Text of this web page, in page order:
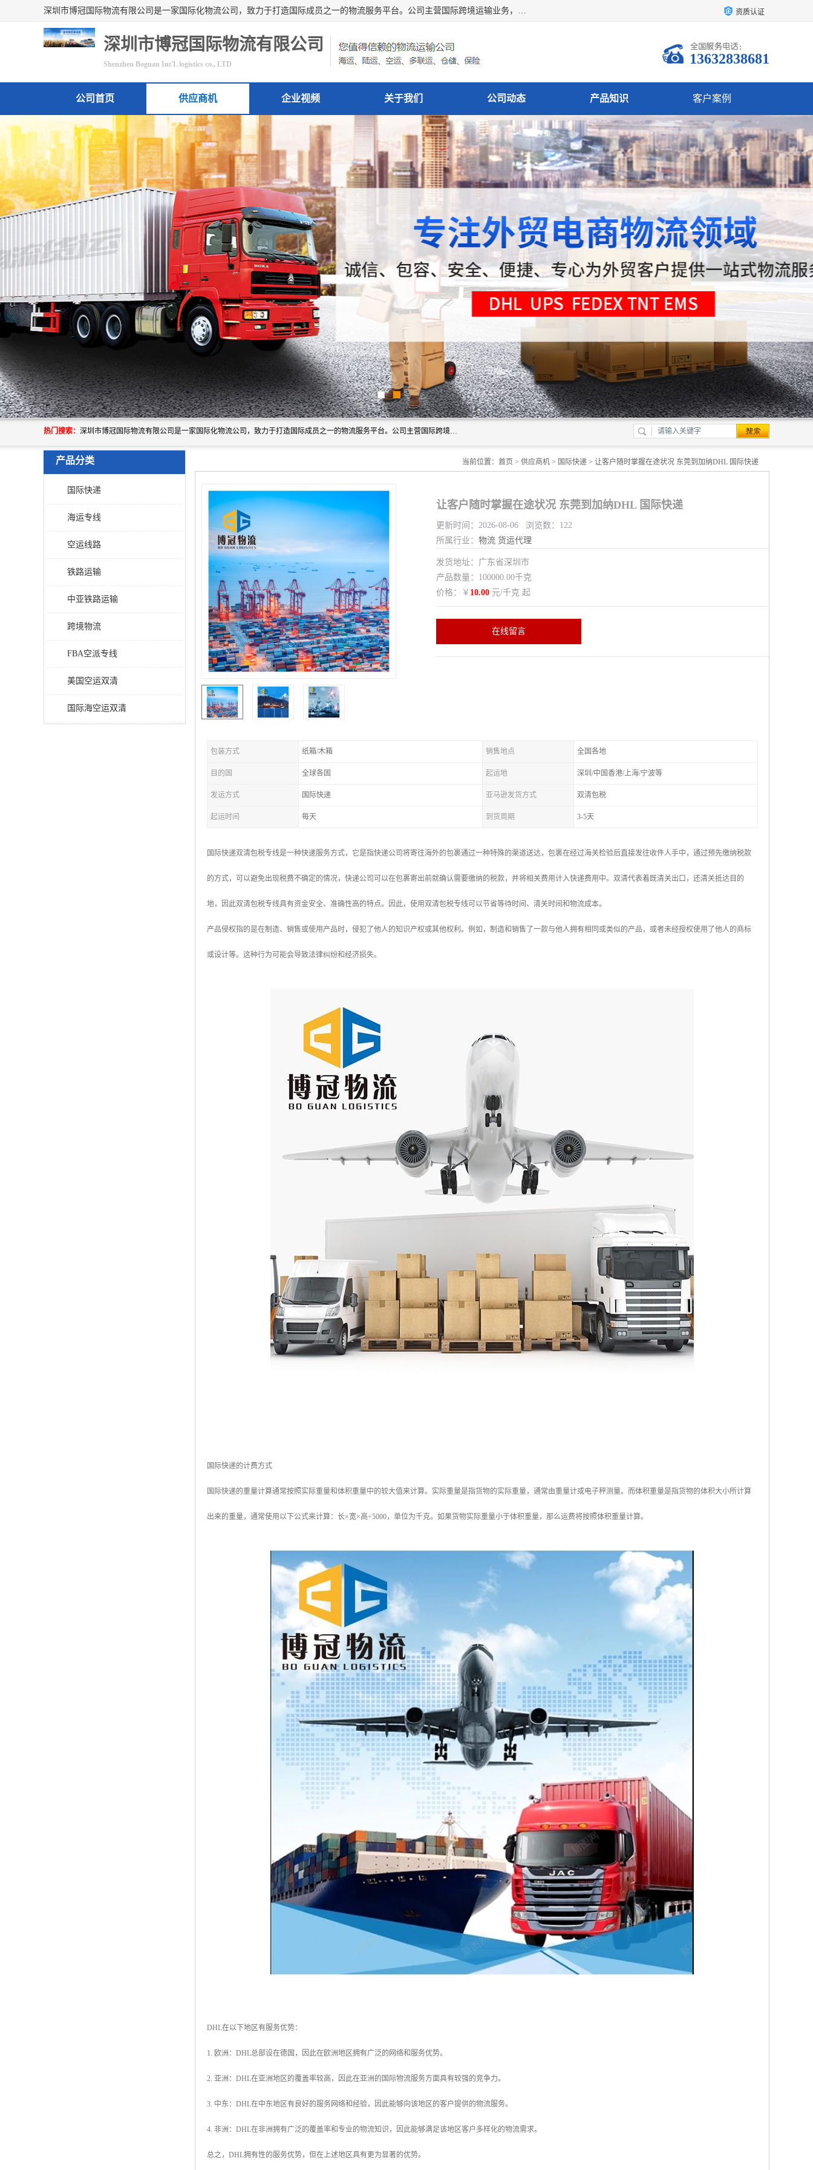
深圳市博冠国际物流有限公司是一家国际化物流公司，致力于打造国际成员之一的物流服务平台。公司主营国际跨境运输业务，提供国际快递、FBA空派专线、国际海空运、国际空运专线、中欧铁路运输等国际海空运、国际快递、国际铁路运输及跨境专线物流等各类进出口运输方面的业务。 资质认证
深圳市博冠国际物流有限公司
Shenzhen Boguan Int'L logistics co., LTD 13632838681
公司首页 供应商机 企业视频 关于我们 公司动态 产品知识 客户案例
联系方式
热门搜索： 深圳市博冠国际物流有限公司是一家国际化物流公司，致力于打造国际成员之一的物流服务平台。公司主营国际跨境运输业务，提供国际快递、FBA空派专线、国际海空运、国际空运专线、中欧铁路运输等国际海空运、国际快递、国际铁路运输及跨境专线物流等各类进出口运输方面的业务。
产品分类
国际快递
海运专线
空运线路
铁路运输
中亚铁路运输
跨境物流
FBA空派专线
美国空运双清
国际海空运双清
当前位置： 首页 > 供应商机 > 国际快递 > 让客户随时掌握在途状况 东莞到加纳DHL 国际快递
让客户随时掌握在途状况 东莞到加纳DHL 国际快递
更新时间：2026-08-06 浏览数：122
所属行业： 物流 货运代理
发货地址：广东省深圳市
产品数量：100000.00千克
价格：￥ 10.00 元/千克 起
在线留言
包装方式 纸箱/木箱 销售地点 全国各地
目的国 全球各国 起运地 深圳/中国香港/上海/宁波等
发运方式 国际快递 亚马逊发货方式 双清包税
起运时间 每天 到货周期 3-5天
国际快递双清包税专线是一种快递服务方式，它是指快递公司将寄往海外的包裹通过一种特殊的渠道送达，包裹在经过海关检验后直接发往收件人手中，通过预先缴纳税款
的方式，可以避免出现税费不确定的情况，快递公司可以在包裹寄出前就确认需要缴纳的税款，并将相关费用计入快递费用中。双清代表着既清关出口，还清关抵达目的
地，因此双清包税专线具有资金安全、准确性高的特点。因此，使用双清包税专线可以节省等待时间、清关时间和物流成本。
产品侵权指的是在制造、销售或使用产品时，侵犯了他人的知识产权或其他权利。例如，制造和销售了一款与他人拥有相同或类似的产品，或者未经授权使用了他人的商标
或设计等。这种行为可能会导致法律纠纷和经济损失。
国际快递的计费方式
国际快递的重量计算通常按照实际重量和体积重量中的较大值来计算。实际重量是指货物的实际重量，通常由重量计或电子秤测量。而体积重量是指货物的体积大小所计算
出来的重量，通常使用以下公式来计算：长×宽×高÷5000，单位为千克。如果货物实际重量小于体积重量，那么运费将按照体积重量计算。
DHL在以下地区有服务优势：
1. 欧洲：DHL总部设在德国，因此在欧洲地区拥有广泛的网络和服务优势。
2. 亚洲：DHL在亚洲地区的覆盖率较高，因此在亚洲的国际物流服务方面具有较强的竞争力。
3. 中东：DHL在中东地区有良好的服务网络和经验，因此能够向该地区的客户提供的物流服务。
4. 非洲：DHL在非洲拥有广泛的覆盖率和专业的物流知识，因此能够满足该地区客户多样化的物流需求。
总之，DHL拥有性的服务优势，但在上述地区具有更为显著的优势。